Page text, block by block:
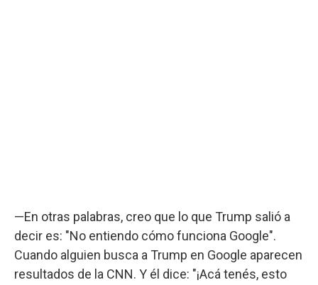
—En otras palabras, creo que lo que Trump salió a
decir es: "No entiendo cómo funciona Google".
Cuando alguien busca a Trump en Google aparecen
resultados de la CNN. Y él dice: "¡Acá tenés, esto